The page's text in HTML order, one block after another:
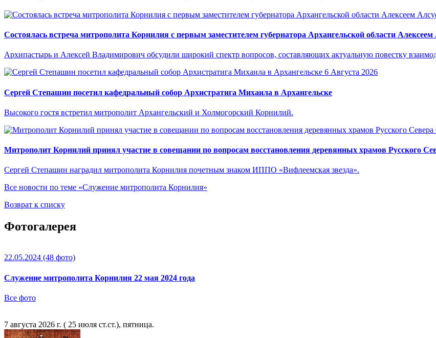
Состоялась встреча митрополита Корнилия с первым заместителем губернатора Архангельской области
Архипастырь и Алексей Владимирович обсудили широкий спектр вопросов, составляющих актуальную повестку
6 Августа 2026
Сергей Степашин посетил кафедральный собор Архистратига Михаила в Архангельске
Высокого гостя встретил митрополит Архангельский и Холмогорский Корнилий.
Митрополит Корнилий принял участие в совещании по вопросам восстановления деревянных храмов Русского
Сергей Степашин наградил митрополита Корнилия почетным знаком ИППО «Вифлеемская звезда».
Все новости по теме «Служение митрополита Корнилия»
Возврат к списку
Фотогалерея
22.05.2024 (48 фото)
Служение митрополита Корнилия 22 мая 2024 года
Все фото
7 августа 2026 г. ( 25 июля ст.ст.), пятница.